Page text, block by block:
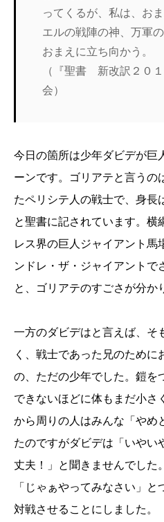
ってくるが、私は、お
エルの戦陣の神、万軍
おまえに立ち向かう。
（『聖書 新改訳２０
会）
今日の箇所は少年ダビデが巨
ーンです。ゴリアテと言うの
たペリシテ人の戦士で、身長
と聖書に記されています。横
レス界の巨人ジャイアント馬
ンドレ・ザ・ジャイアントで
と、ゴリアテのすごさが分か
一方のダビデはと言えば、そ
く、戦士であった兄のために
の、ただの少年でした。鎧を
できないほどに体もまだ小さ
から周りの人はみんな「やめ
たのですがダビデは「いやい
丈夫！」と聞きませんでした
「じゃぁやってみなさい」
対戦させることにしました。